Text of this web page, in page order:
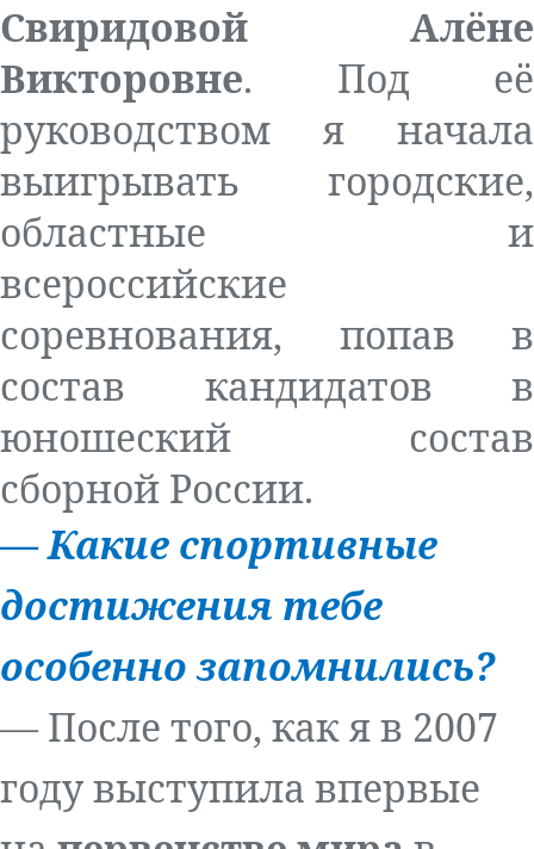
Свиридовой Алёне
Викторовне. Под её
руководством я начала
выигрывать городские,
областные и
всероссийские
соревнования, попав в
состав кандидатов в
юношеский состав
сборной России.
—Какие спортивные
достижения тебе
особенно запомнились?
— После того, как я в 2007
году выступила впервые